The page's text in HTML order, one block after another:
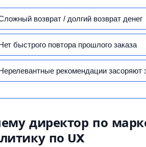
возврат / долгий возврат денег
быстрого повтора прошлого заказа
рекомендации засоряют
директор по
по UX